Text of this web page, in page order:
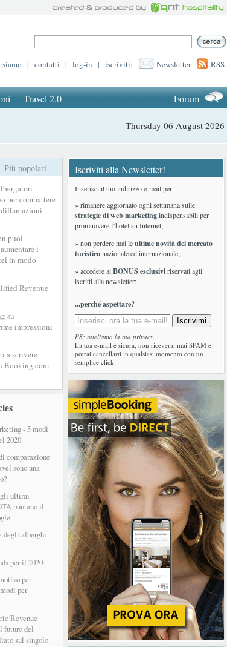
| contatti | log-in | iscriviti: Newsletter RSS
Travel 2.0 Forum
Thursday 06 August 2026
Più popolari
per combattere
puoi
i
in modo
Revenue
su
impressioni
a scrivere
Booking.com
- 5 modi
2020
comparazione
sono una
ultimi
puntano il
degli alberghi
per il 2020
per
per
Revenue
futuro del
sul singolo
Iscriviti alla Newsletter!
Inserisci il tuo indirizzo e-mail per:
» rimanere aggiornato ogni settimana sulle
strategie di web marketingindispensabili per
promuovere l’hotel su Internet;
» non perdere mai leultime novità del mercato
turisticonazionale ed internazionale;
» accedere aiBONUS esclusiviriservati agli
iscritti alla newsletter;
...perché aspettare?
PS: tuteliamo la tua privacy.
La tua e-mail è sicura, non riceverai mai SPAM e
potrai cancellarti in qualsiasi momento con un
semplice click.